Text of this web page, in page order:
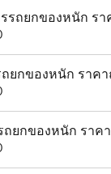
รถยกของหนัก ร
ยกของหนัก ราค
ถยกของหนัก ราค